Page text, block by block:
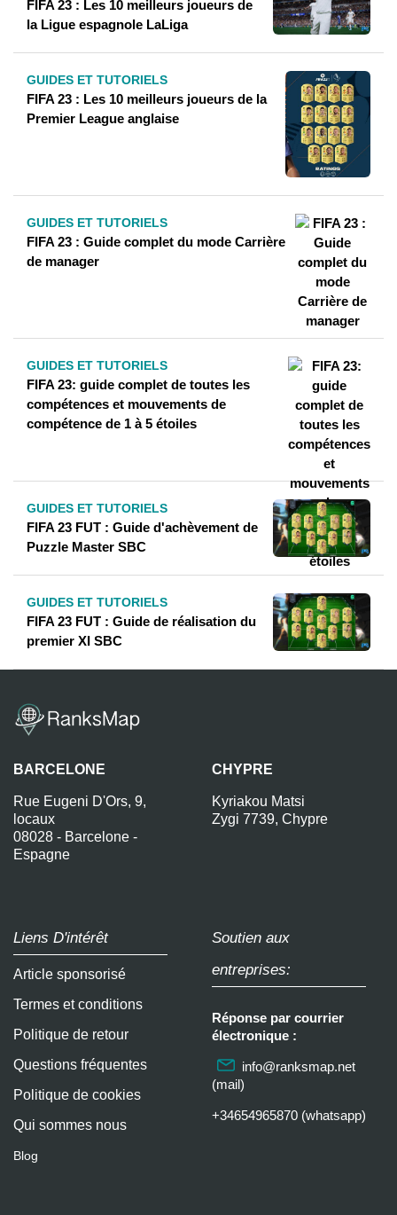
FIFA 23 : Les 10 meilleurs joueurs de
la Ligue espagnole LaLiga
GUIDES ET TUTORIELS
FIFA 23 : Les 10 meilleurs joueurs de la
Premier League anglaise
GUIDES ET TUTORIELS
FIFA 23 : Guide complet du mode Carrière
de manager
GUIDES ET TUTORIELS
FIFA 23: guide complet de toutes les
compétences et mouvements de
compétence de 1 à 5 étoiles
GUIDES ET TUTORIELS
FIFA 23 FUT : Guide d'achèvement de
Puzzle Master SBC
GUIDES ET TUTORIELS
FIFA 23 FUT : Guide de réalisation du
premier XI SBC
BARCELONE
Rue Eugeni D'Ors, 9,
locaux
08028 - Barcelone -
Espagne
CHYPRE
Kyriakou Matsi
Zygi 7739, Chypre
Liens D'intérêt
Article sponsorisé
Termes et conditions
Politique de retour
Questions fréquentes
Politique de cookies
Qui sommes nous
Blog
Soutien aux
entreprises:
Réponse par courrier
électronique :
info@ranksmap.net
(mail)
+34654965870 (whatsapp)